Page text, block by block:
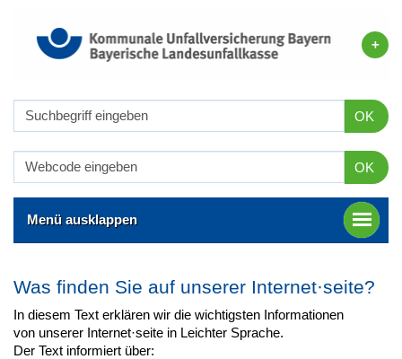
OK
OK
Menü ausklappen
Was finden Sie auf unserer Internet·seite?
In diesem Text erklären wir die wichtigsten Informationen
von unserer Internet·seite in Leichter Sprache.
Der Text informiert über: